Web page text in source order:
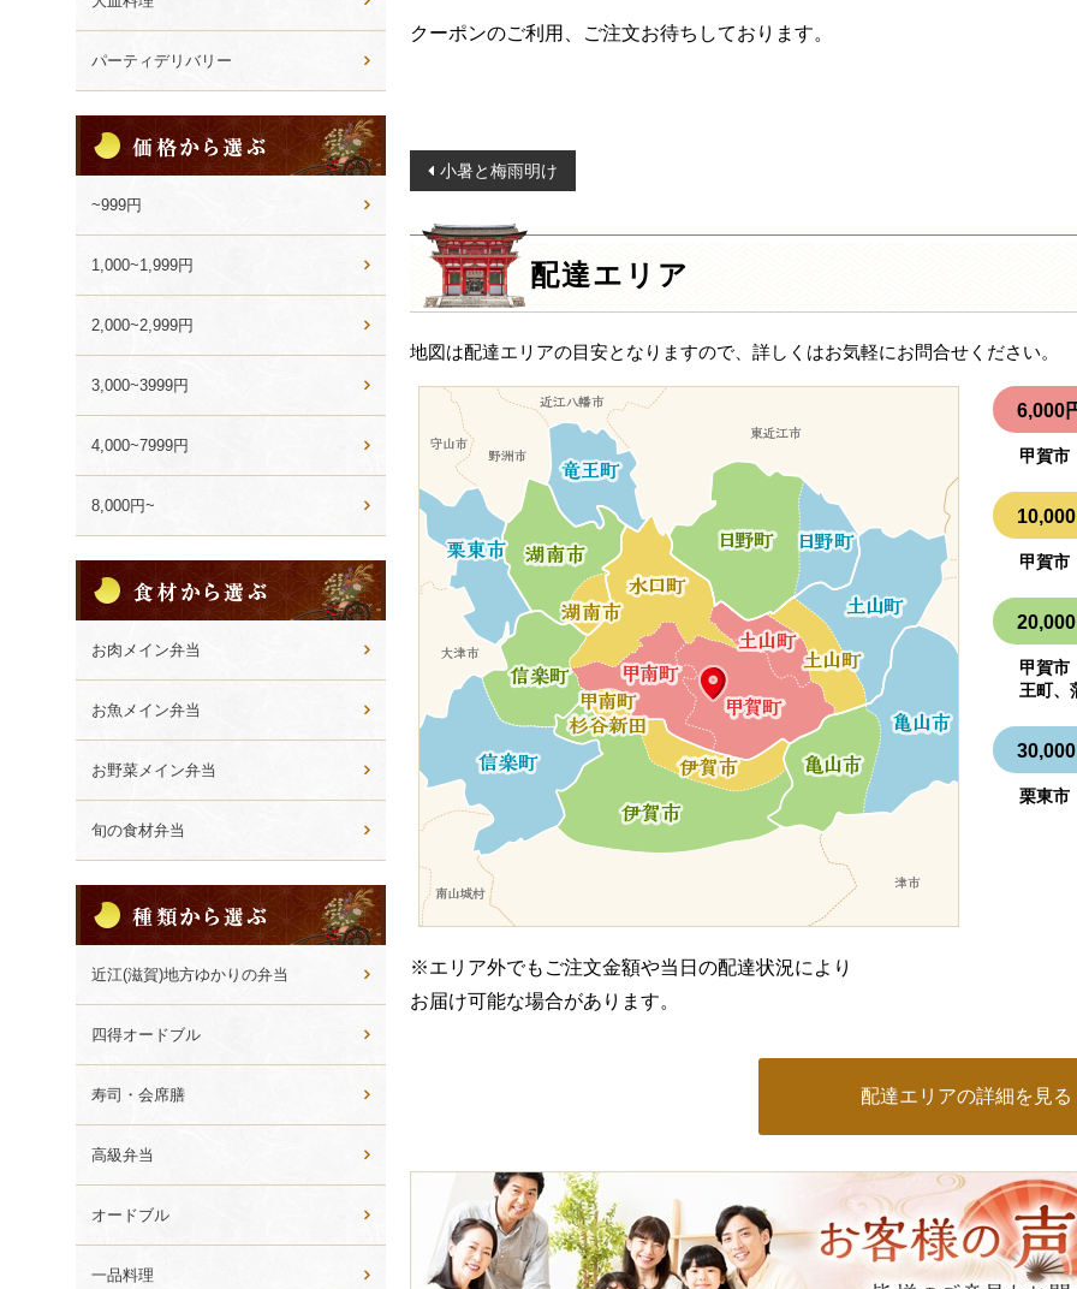
クーポンのご利用、ご注文お待ちしております。
投
稿
ナ
ビ
ゲ
シ
ン
小暑と梅雨明け
配達エリア
地図は配達エリアの目安となりますので、詳しくはお気軽にお問合せください。
※エリア外でもご注文金額や当日の配達状況により
お届け可能な場合があります。
6,000
甲賀市
甲賀市
甲賀市
王町、
栗東市
配達エリアの詳細を見る
ご
パーティデリバリー
格
か
ら
選
ぶ
~999円
1,000~1,999円
2,000~2,999円
3,000~3999円
4,000~7999円
8,000円~
材
か
ら
選
ぶ
お肉メイン弁当
お魚メイン弁当
お野菜メイン弁当
旬の食材弁当
類
か
ら
選
ぶ
近江(滋賀)地方ゆかりの弁当
四得オードブル
寿司・会席膳
高級弁当
オードブル
一品料理